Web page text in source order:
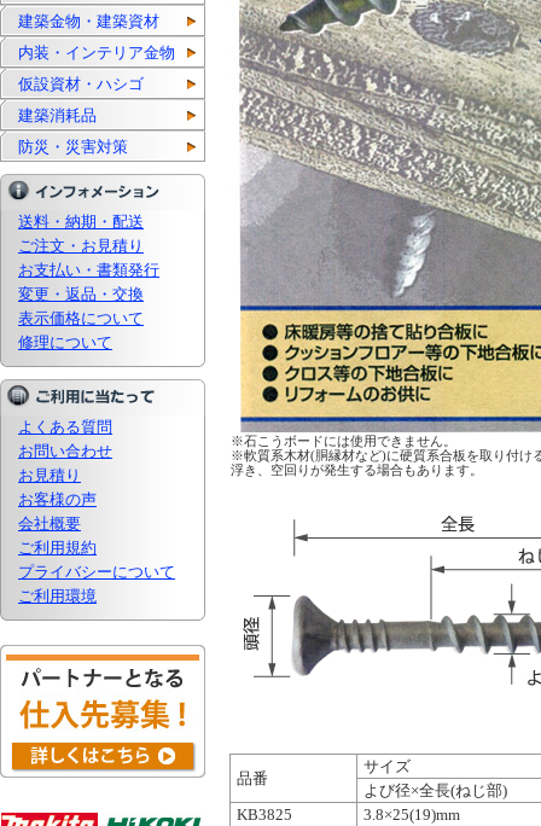
建築金物・建築資材
内装・インテリア金物
仮設資材・ハシゴ
建築消耗品
防災・災害対策
送料・納期・配送
ご注文・お見積り
お支払い・書類発行
変更・返品・交換
表示価格について
修理について
よくある質問
お問い合わせ
お見積り
お客様の声
会社概要
ご利用規約
プライバシーについて
ご利用環境
※石こうボードには使用できません。
※軟質系木材(胴縁材など)に硬質系合板を取り付け
浮き、空回りが発生する場合もあります。
品番
サイズ
よび径×全長(ねじ部)
KB3825
3.8×25(19)mm